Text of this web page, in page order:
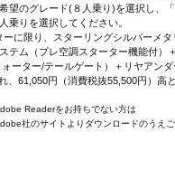
望のグレード(８人乗り)を選択し、
乗りを選択してください。
に限り、スターリングシルバーメ
テム（プレ空調スターター機能付）
ーター/テールゲート）＋リヤアンダ
61,050円（消費税抜55,500円）高と
Readerをお持ちでない方は
社のサイトよりダウンロードのうえご